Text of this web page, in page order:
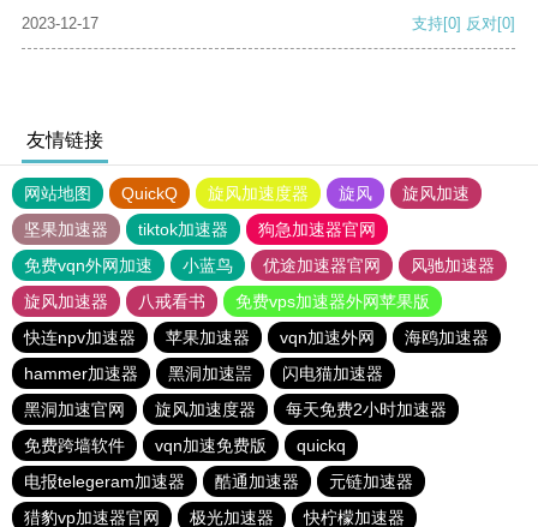
2023-12-17
支持[0] 反对[0]
友情链接
网站地图 QuickQ 旋风加速度器 旋风
旋风加速
坚果加速器
tiktok加速器
狗急加速器官网
免费vqn外网加速
小蓝鸟 优途加速器官网
风驰加速器
旋风加速器
八戒看书
免费vps加速器外网苹果版
快连npv加速器
苹果加速器 vqn加速外网
海鸥加速器
hammer加速器
黑洞加速噐
闪电猫加速器
黑洞加速官网
旋风加速度器
每天免费2小时加速器
免费跨墙软件
vqn加速免费版
quickq
电报telegeram加速器
酷通加速器
元链加速器
猎豹vp加速器官网
极光加速器 快柠檬加速器